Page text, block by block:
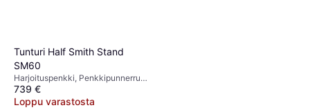
Tunturi Half Smith Stand
SM60
Harjoituspenkki, Penkkipunnerrus,
Monitoimipenkki, Säädettävä
Penkki, Kuormituskapasiteetti
739 €
Loppu varastosta